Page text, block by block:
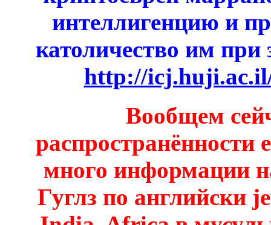
интеллигенцию и
католичество им
http://
Вообщем
распространённости
много информации
Гуглз по английски